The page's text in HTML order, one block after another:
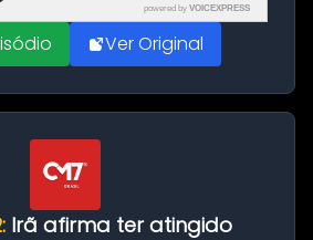
powered by VOICEXPRESS
Ver Original
Irã afirma ter atingido